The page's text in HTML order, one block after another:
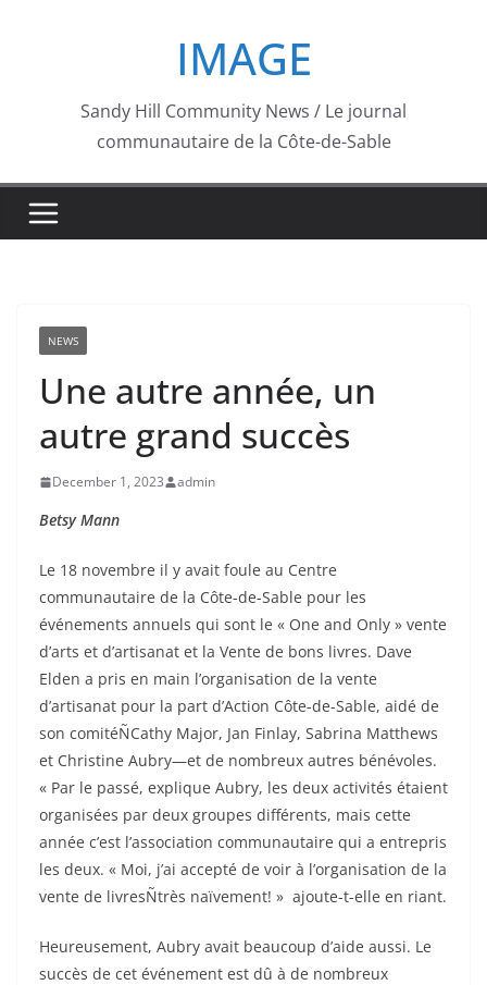
IMAGE
Sandy Hill Community News / Le journal
communautaire de la Côte-de-Sable
NEWS
Une autre année, un
autre grand succès
December 1, 2023 admin
Betsy Mann
Le 18 novembre il y avait foule au Centre
communautaire de la Côte-de-Sable pour les
événements annuels qui sont le « One and Only » vente
d’arts et d’artisanat et la Vente de bons livres. Dave
Elden a pris en main l’organisation de la vente
d’artisanat pour la part d’Action Côte-de-Sable, aidé de
son comitéÑCathy Major, Jan Finlay, Sabrina Matthews
et Christine Aubry—et de nombreux autres bénévoles.
« Par le passé, explique Aubry, les deux activités étaient
organisées par deux groupes différents, mais cette
année c’est l’association communautaire qui a entrepris
les deux. « Moi, j’ai accepté de voir à l’organisation de la
vente de livresÑtrès naïvement! » ajoute-t-elle en riant.
Heureusement, Aubry avait beaucoup d’aide aussi. Le
succès de cet événement est dû à de nombreux